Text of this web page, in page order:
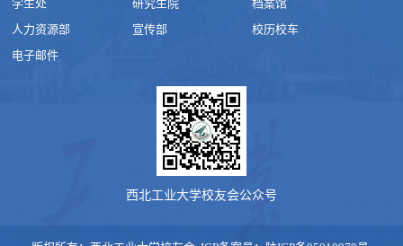
学生处
研究生院
档案馆
人力资源部
宣传部
校历校车
电子邮件
西北工业大学校友会公众号